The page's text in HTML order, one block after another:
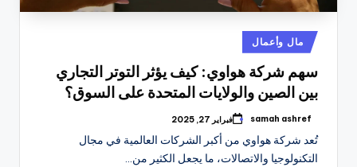
نُشر
في
مال وأعمال
سهم شركة هواوي: كيف يؤثر التوتر التجاري
بين الصين والولايات المتحدة على السوق؟
تمّ
بواسطة
samah ashref فبراير 27, 2025
تُعد شركة هواوي من أكبر الشركات العالمية في مجال
التكنولوجيا والاتصالات، ما يجعل الكثير من…